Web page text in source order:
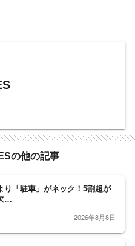
の他の記事
り「駐車」がネック！5割超が
…
2026年8月8日